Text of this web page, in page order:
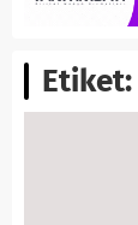
Etiket: